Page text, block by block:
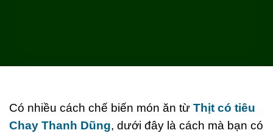
Có nhiều cách chế biến món ăn từ Thịt có tiêu
Chay Thanh Dũng, dưới đây là cách mà bạn có